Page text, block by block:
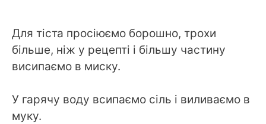
Для тіста просіюємо борошно, трохи
більше, ніж у рецепті і більшу частину
висипаємо в миску.
У гарячу воду всипаємо сіль і виливаємо в
муку.